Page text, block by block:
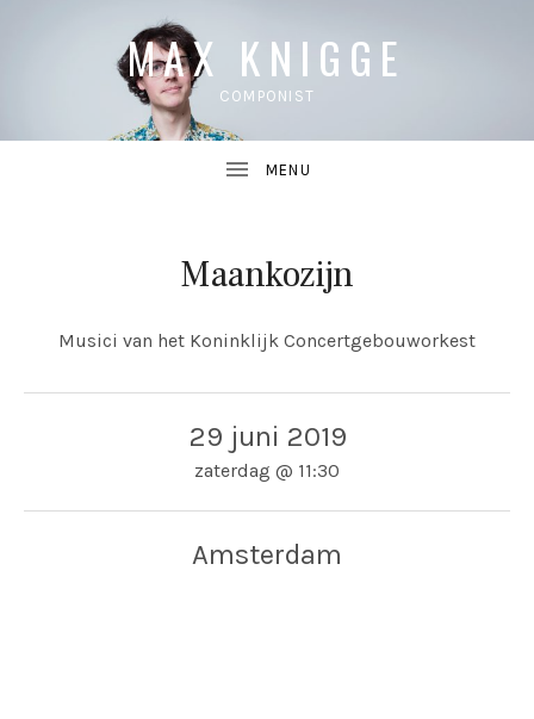
MAX KNIGGE
COMPONIST
Maankozijn
Musici van het Koninklijk Concertgebouworkest
29 juni 2019
zaterdag @ 11:30
Amsterdam